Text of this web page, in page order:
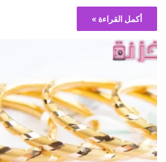
أكمل القراءة »